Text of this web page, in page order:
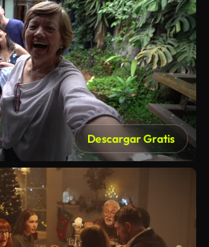
Descargar Gratis